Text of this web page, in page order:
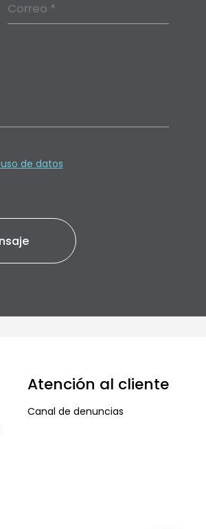
Correo *
de datos
Atención al cliente
Canal de denuncias